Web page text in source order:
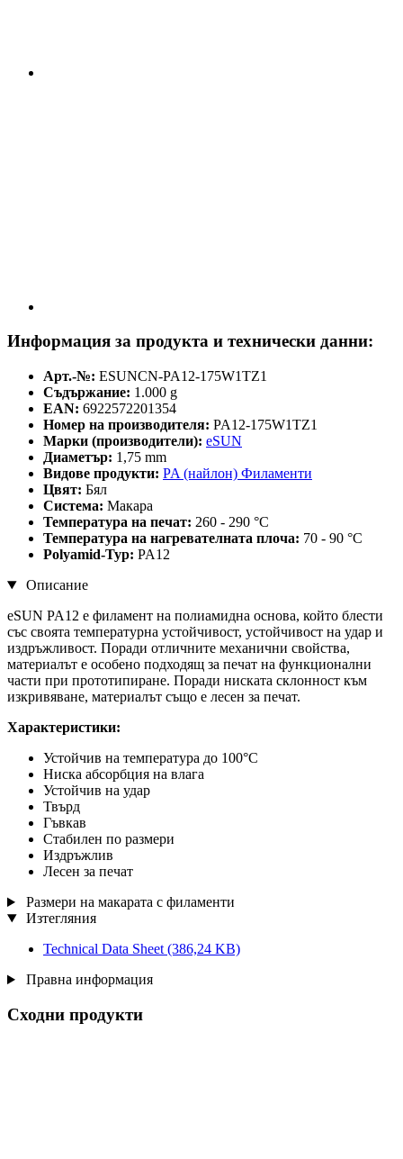
Информация за продукта и технически данни:
Арт.-№: ESUNCN-PA12-175W1TZ1
Съдържание: 1.000 g
EAN: 6922572201354
Номер на производителя: PA12-175W1TZ1
Марки (производители): eSUN
Диаметър: 1,75 mm
Видове продукти: PA (найлон) Филаменти
Цвят: Бял
Система: Макара
Температура на печат: 260 - 290 °C
Температура на нагревателната плоча: 70 - 90 °C
Polyamid-Typ: PA12
Описание
eSUN PA12 е филамент на полиамидна основа, който блести
със своята температурна устойчивост, устойчивост на удар и
издръжливост. Поради отличните механични свойства,
материалът е особено подходящ за печат на функционални
части при прототипиране. Поради ниската склонност към
изкривяване, материалът също е лесен за печат.
Характеристики:
Устойчив на температура до 100°C
Ниска абсорбция на влага
Устойчив на удар
Твърд
Гъвкав
Стабилен по размери
Издръжлив
Лесен за печат
Размери на макарата с филаменти
Изтегляния
Technical Data Sheet (386,24 KB)
Правна информация
Сходни продукти